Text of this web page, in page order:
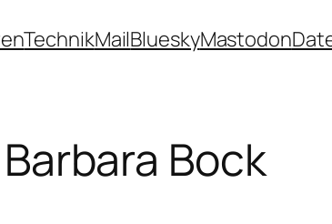
TechnikMailBlueskyMastodon
Barbara Bock